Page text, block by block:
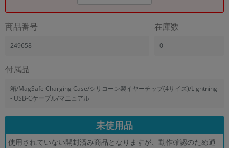
商品番号
249658
在庫数
0
付属品
箱/MagSafe Charging Case/シリコーン製イヤーチップ(4サイズ)/Lightning
- USB-Cケーブル/マニュアル
未使用品
使用されていない開封済み商品となりますが、動作確認のため通
製造、販売メーカーの絞り込み
機能・特徴
商品の搭載機能による絞り込み
「5G対応」「防水」「ワンセグ」など
ランク